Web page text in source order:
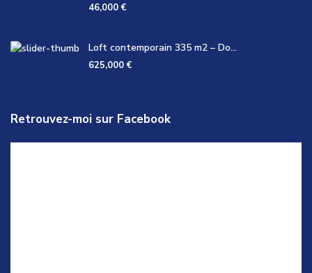
46,000 €
Loft contemporain 335 m2 – Do...
625,000 €
Retrouvez-moi sur Facebook